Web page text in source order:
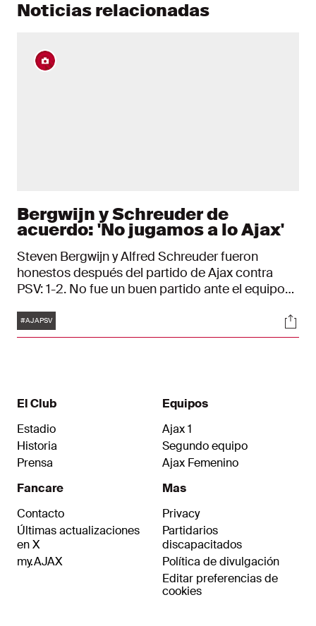
Noticias relacionadas
Bergwijn y Schreuder de
acuerdo: 'No jugamos a lo Ajax'
Steven Bergwijn y Alfred Schreuder fueron
honestos después del partido de Ajax contra
PSV: 1-2. No fue un buen partido ante el equipo
un partido malo."
Etiquetas
#AJAPSV
El Club
Estadio
Historia
Prensa
Fancare
Contacto
Últimas actualizaciones
en X
my.AJAX
Equipos
Ajax 1
Segundo equipo
Ajax Femenino
Mas
Privacy
Partidarios
discapacitados
Política de divulgación
Editar preferencias de
cookies